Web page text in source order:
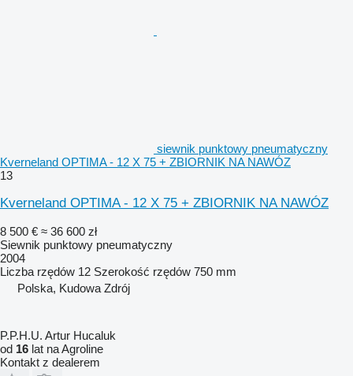
siewnik punktowy pneumatyczny
Kverneland OPTIMA - 12 X 75 + ZBIORNIK NA NAWÓZ
13
Kverneland OPTIMA - 12 X 75 + ZBIORNIK NA NAWÓZ
8 500 € ≈ 36 600 zł
Siewnik punktowy pneumatyczny
2004
Liczba rzędów 12 Szerokość rzędów 750 mm
Polska, Kudowa Zdrój
P.P.H.U. Artur Hucaluk
od 16 lat na Agroline
Kontakt z dealerem